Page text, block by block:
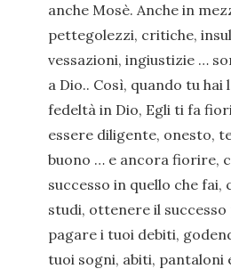
anche Mosè. Anche in
pettegolezzi, critiche,
vessazioni, ingiustizie …
a Dio.. Così, quando tu hai
fedeltà in Dio, Egli ti fa
essere diligente, onesto,
buono … e ancora fiorire,
successo in quello che
studi, ottenere il
pagare i tuoi debiti,
tuoi sogni, abiti, pantaloni